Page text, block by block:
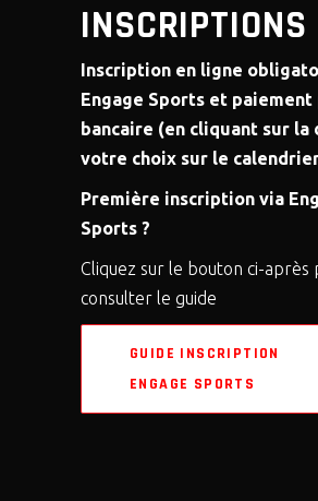
INSCRIPTIONS
Inscription en ligne
Engage Sports et
bancaire (en cliquant sur la
votre choix sur le
Première inscription via
Sports ?
Cliquez sur le bouton ci-après
consulter le guide
GUIDE INSCRIPTION
ENGAGE SPORTS